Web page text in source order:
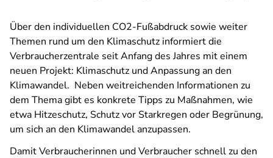
Über den individuellen CO2-Fußabdruck sowie weiter
Themen rund um den Klimaschutz informiert die
Verbraucherzentrale seit Anfang des Jahres mit einem
neuen Projekt: Klimaschutz und Anpassung an den
Klimawandel. Neben weitreichenden Informationen zu
dem Thema gibt es konkrete Tipps zu Maßnahmen, wie
etwa Hitzeschutz, Schutz vor Starkregen oder Begrünung,
um sich an den Klimawandel anzupassen.
Damit Verbraucherinnen und Verbraucher schnell zu den